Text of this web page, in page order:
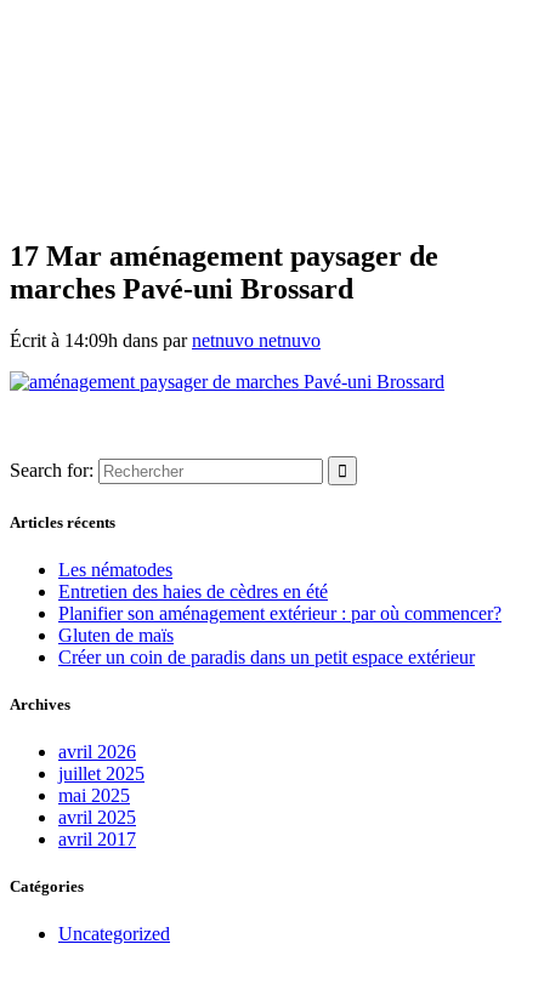
17 Mar aménagement paysager de
marches Pavé-uni Brossard
Écrit à 14:09h dans parnetnuvo netnuvo
Search for:
Articles récents
Les nématodes
Entretien des haies de cèdres en été
Planifier son aménagement extérieur : par où commencer?
Gluten de maïs
Créer un coin de paradis dans un petit espace extérieur
Archives
avril 2026
juillet 2025
mai 2025
avril 2025
avril 2017
Catégories
Uncategorized